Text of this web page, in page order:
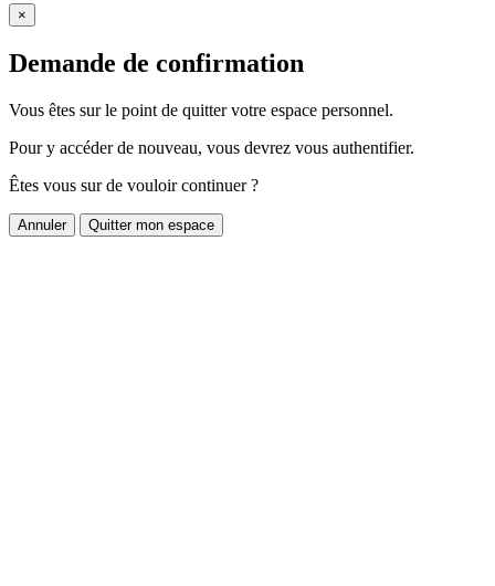
×
Demande de confirmation
Vous êtes sur le point de quitter votre espace personnel.
Pour y accéder de nouveau, vous devrez vous authentifier.
Êtes vous sur de vouloir continuer ?
Annuler Quitter mon espace